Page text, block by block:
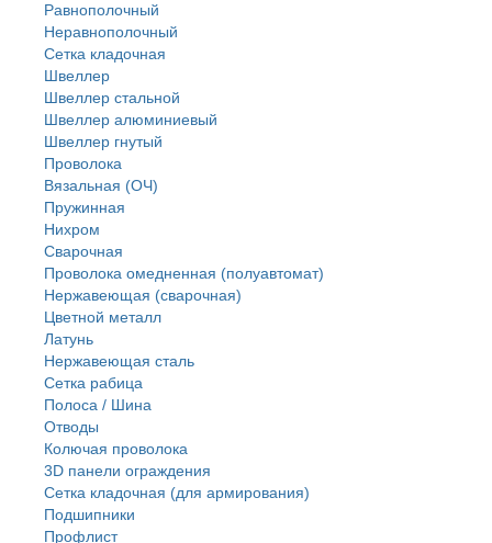
Равнополочный
Неравнополочный
Сетка кладочная
Швеллер
Швеллер стальной
Швеллер алюминиевый
Швеллер гнутый
Проволока
Вязальная (ОЧ)
Пружинная
Нихром
Сварочная
Проволока омедненная (полуавтомат)
Нержавеющая (сварочная)
Цветной металл
Латунь
Нержaвеющая сталь
Сетка рабица
Полоса / Шина
Отводы
Колючая проволока
3D панели ограждения
Сетка кладочная (для армирования)
Подшипники
Профлист